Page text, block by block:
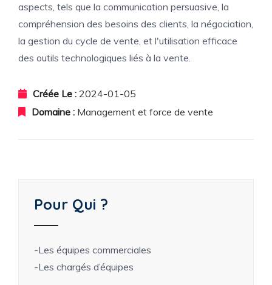
aspects, tels que la communication persuasive, la
compréhension des besoins des clients, la négociation,
la gestion du cycle de vente, et l'utilisation efficace
des outils technologiques liés à la vente.
Créée Le : 2024-01-05
Domaine : Management et force de vente
Pour Qui ?
-Les équipes commerciales
-Les chargés d’équipes